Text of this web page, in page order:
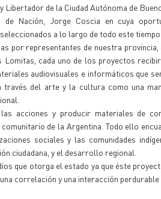
de la Ciudad Autónoma de
Nación, Jorge Coscia en cuya
a lo largo de todo este tiempo
por representantes de nuestra
Lomitas, cada uno de los proyectos
audiovisuales e informáticos que
través del arte y la cultura como una
acciones y producir materiales de
de la Argentina. Todo ello
sociales y las comunidades
ciudadana, y el desarrollo regional.
que otorga el estado ya que éste
correlación y una interacción